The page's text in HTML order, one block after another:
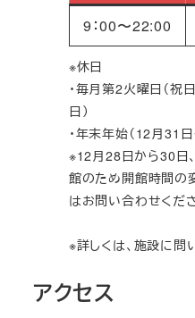
9：00〜22:00
※休日
・毎月第2火曜日（祝
日）
・年末年始（12月31
※12月28日から30日
館のため開館時間の
はお問い合わせくだ
※詳しくは、施設に問
アクセス